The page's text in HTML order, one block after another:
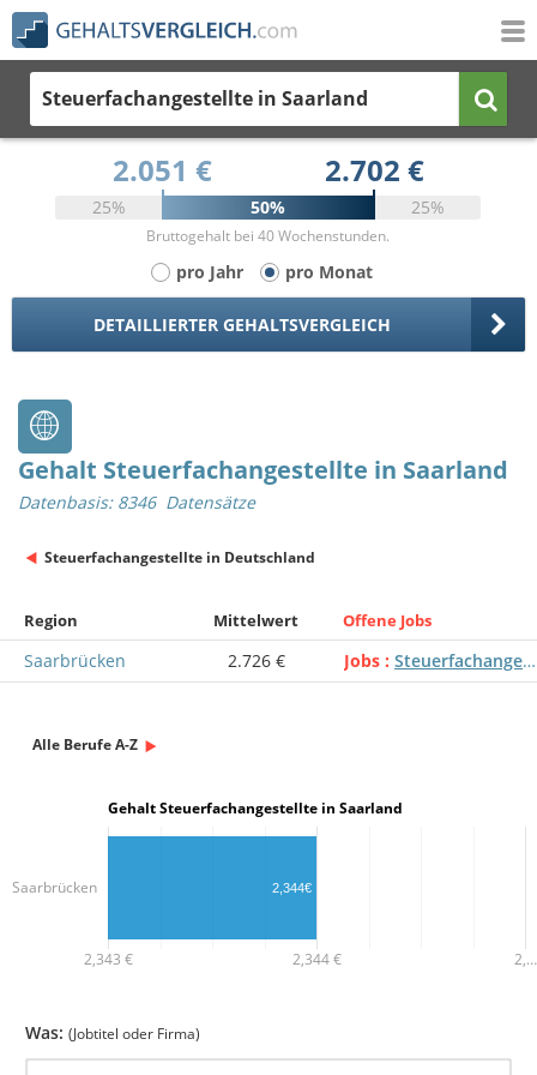
Steuerfachangestellte in Saarland
2.051 € 2.702 €
25% 50% 25%
Bruttogehalt bei 40 Wochenstunden.
pro Jahr pro Monat
DETAILLIERTER GEHALTSVERGLEICH
Gehalt Steuerfachangestellte in Saarland
Datenbasis: 8346 Datensätze
Steuerfachangestellte in Deutschland
Region Mittelwert Offene Jobs
Saarbrücken 2.726 € Jobs Steuerfachangestellte
Alle Berufe A-Z
Gehalt Steuerfachangestellte in Saarland
2,343 € 2,344 € 2,…
Saarbrücken 2,344€
Was: (Jobtitel oder Firma)